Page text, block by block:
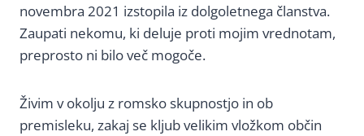
novembra 2021 izstopila iz dolgoletnega članstva.
Zaupati nekomu, ki deluje proti mojim vrednotam,
preprosto ni bilo več mogoče.
Živim v okolju z romsko skupnostjo in ob
premisleku, zakaj se kljub velikim vložkom občin